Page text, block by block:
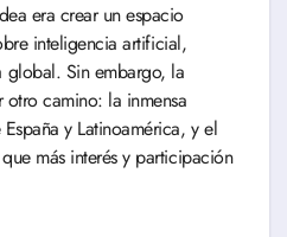
era crear un espacio
inteligencia artificial,
global. Sin embargo, la
camino: la inmensa
y Latinoamérica, y el
más interés y participación